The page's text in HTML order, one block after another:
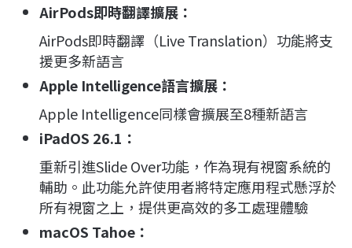
AirPods即時翻譯擴展：
AirPods即時翻譯（Live Translation）功能將支
援更多新語言
Apple Intelligence語言擴展：
Apple Intelligence同樣會擴展至8種新語言
iPadOS 26.1：
重新引進Slide Over功能，作為現有視窗系統的
輔助。此功能允許使用者將特定應用程式懸浮於
所有視窗之上，提供更高效的多工處理體驗
macOS Tahoe：